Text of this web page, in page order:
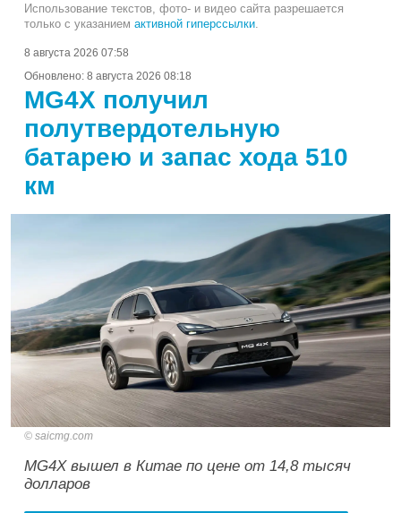
Использование текстов, фото- и видео сайта разрешается
только с указанием активной гиперссылки
8 августа 2026 07:58
Обновлено: 8 августа 2026 08:18
MG4X получил
полутвердотельную
батарею и запас хода 510
км
saicmg.com
MG4X вышел в Китае по цене от 14,8 тысяч
долларов